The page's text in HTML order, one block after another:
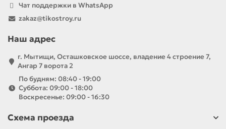
Чат поддержки в WhatsApp
zakaz@tikostroy.ru
Наш адрес
г. Мытищи, Осташковское шоссе, владение 4 строение 7,
Ангар 7 ворота 2
По будням: 08:40 - 19:00
Суббота: 09:00 - 18:00
Воскресенье: 09:00 - 16:30
Схема проезда